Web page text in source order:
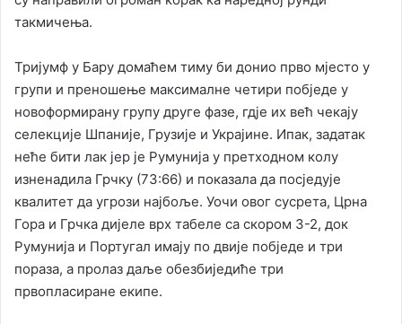
такмичења.
Тријумф у Бару домаћем тиму би донио прво мјесто у
групи и преношење максималне четири побједе у
новоформирану групу друге фазе, гд‌је их већ чекају
селекције Шпаније, Грузије и Украјине. Ипак, задатак
неће бити лак јер је Румунија у претходном колу
изненадила Грчку (73:66) и показала да посједује
квалитет да угрози најбоље. Уочи овог сусрета, Црна
Гора и Грчка дијеле врх табеле са скором 3-2, док
Румунија и Португал имају по двије побједе и три
пораза, а пролаз даље обезбиједиће три
првопласиране екипе.